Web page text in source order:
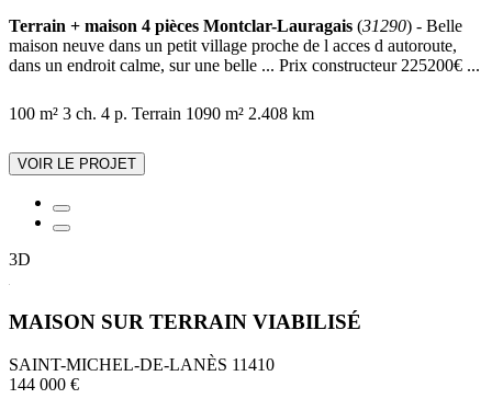
Terrain + maison 4 pièces Montclar-Lauragais (31290) - Belle
maison neuve dans un petit village proche de l acces d autoroute,
dans un endroit calme, sur une belle ... Prix constructeur 225200€ ...
100 m² 3 ch. 4 p. Terrain 1090 m² 2.408 km
VOIR LE PROJET
3D
MAISON SUR TERRAIN VIABILISÉ
SAINT-MICHEL-DE-LANÈS 11410
144 000 €